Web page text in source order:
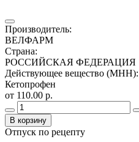
Производитель:
ВЕЛФАРМ
Страна:
РОССИЙСКАЯ ФЕДЕРАЦИЯ
Действующее вещество (МНН):
Кетопрофен
от 110.00 р.
В корзину
Отпуск по рецепту